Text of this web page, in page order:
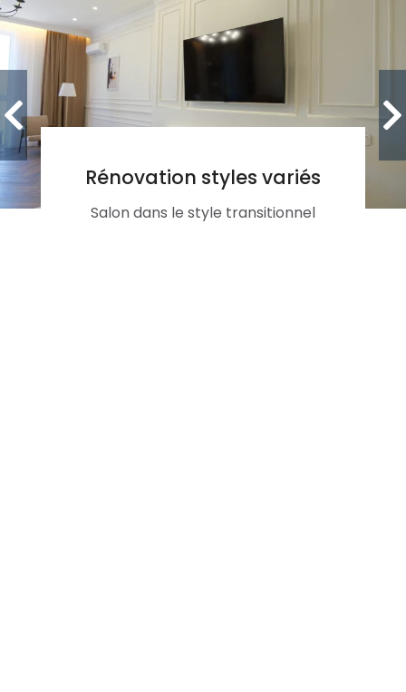
Rénovation styles variés
Salon dans le style transitionnel